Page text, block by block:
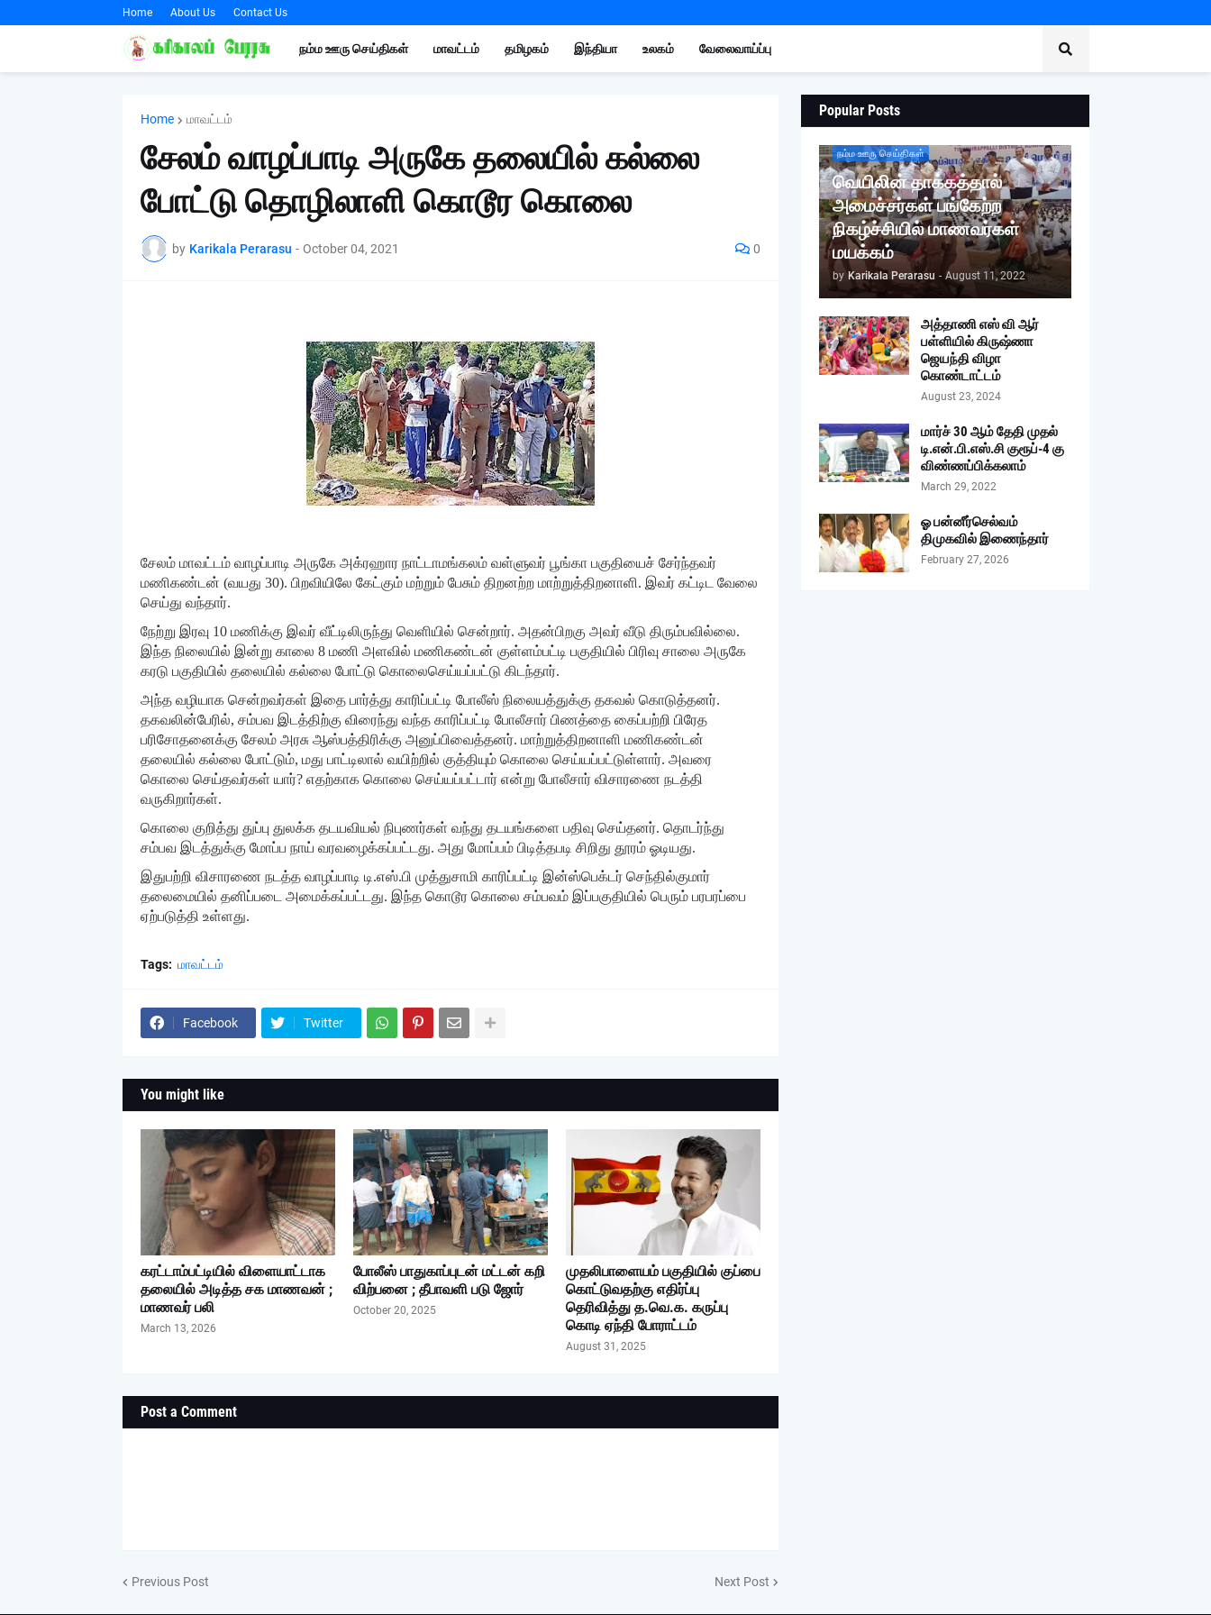
Home About Us Contact Us
நம்ம ஊரு செய்திகள் மாவட்டம் தமிழகம் இந்தியா உலகம் வேலைவாய்ப்பு
Home மாவட்டம்
சேலம் வாழப்பாடி அருகே தலையில் கல்லை
போட்டு தொழிலாளி கொடூர கொலை
by Karikala Perarasu - October 04, 2021 0
சேலம் மாவட்டம் வாழப்பாடி அருகே அக்ரஹார நாட்டாமங்கலம் வள்ளுவர் பூங்கா பகுதியைச் சேர்ந்தவர்
மணிகண்டன் (வயது 30). பிறவியிலே கேட்கும் மற்றும் பேசும் திறனற்ற மாற்றுத்திறனாளி. இவர் கட்டிட வேலை
செய்து வந்தார்.
நேற்று இரவு 10 மணிக்கு இவர் வீட்டிலிருந்து வெளியில் சென்றார். அதன்பிறகு அவர் வீடு திரும்பவில்லை.
இந்த நிலையில் இன்று காலை 8 மணி அளவில் மணிகண்டன் குள்ளம்பட்டி பகுதியில் பிரிவு சாலை அருகே
கரடு பகுதியில் தலையில் கல்லை போட்டு கொலைசெய்யப்பட்டு கிடந்தார்.
அந்த வழியாக சென்றவர்கள் இதை பார்த்து காரிப்பட்டி போலீஸ் நிலையத்துக்கு தகவல் கொடுத்தனர்.
தகவலின்பேரில், சம்பவ இடத்திற்கு விரைந்து வந்த காரிப்பட்டி போலீசார் பிணத்தை கைப்பற்றி பிரேத
பரிசோதனைக்கு சேலம் அரசு ஆஸ்பத்திரிக்கு அனுப்பிவைத்தனர். மாற்றுத்திறனாளி மணிகண்டன்
தலையில் கல்லை போட்டும், மது பாட்டிலால் வயிற்றில் குத்தியும் கொலை செய்யப்பட்டுள்ளார். அவரை
கொலை செய்தவர்கள் யார்? எதற்காக கொலை செய்யப்பட்டார் என்று போலீசார் விசாரணை நடத்தி
வருகிறார்கள்.
கொலை குறித்து துப்பு துலக்க தடயவியல் நிபுணர்கள் வந்து தடயங்களை பதிவு செய்தனர். தொடர்ந்து
சம்பவ இடத்துக்கு மோப்ப நாய் வரவழைக்கப்பட்டது. அது மோப்பம் பிடித்தபடி சிறிது தூரம் ஓடியது.
இதுபற்றி விசாரணை நடத்த வாழப்பாடி டி.எஸ்.பி முத்துசாமி காரிப்பட்டி இன்ஸ்பெக்டர் செந்தில்குமார்
தலைமையில் தனிப்படை அமைக்கப்பட்டது. இந்த கொடூர கொலை சம்பவம் இப்பகுதியில் பெரும் பரபரப்பை
ஏற்படுத்தி உள்ளது.
Tags: மாவட்டம்
Facebook Twitter
You might like
கரட்டாம்பட்டியில் விளையாட்டாக
தலையில் அடித்த சக மாணவன் ;
மாணவர் பலி
March 13, 2026
போலீஸ் பாதுகாப்புடன் மட்டன் கறி
விற்பனை ; தீபாவளி படு ஜோர்
October 20, 2025
முதலிபாளையம் பகுதியில் குப்பை
கொட்டுவதற்கு எதிர்ப்பு
தெரிவித்து த.வெ.க. கருப்பு
கொடி ஏந்தி போராட்டம்
August 31, 2025
Post a Comment
Previous Post Next Post
Popular Posts
நம்ம ஊரு செய்திகள்
வெயிலின் தாக்கத்தால்
அமைச்சர்கள் பங்கேற்ற
நிகழ்ச்சியில் மாணவர்கள்
மயக்கம்
by Karikala Perarasu - August 11, 2022
அத்தாணி எஸ் வி ஆர்
பள்ளியில் கிருஷ்ணா
ஜெயந்தி விழா
கொண்டாட்டம்
August 23, 2024
மார்ச் 30 ஆம் தேதி முதல்
டி.என்.பி.எஸ்.சி குரூப்-4 கு
விண்ணப்பிக்கலாம்
March 29, 2022
ஓ பன்னீர்செல்வம்
திமுகவில் இணைந்தார்
February 27, 2026